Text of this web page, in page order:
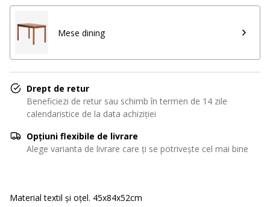
Mese dining
Drept de retur
Beneficiezi de retur sau schimb în termen de 14 zile
calendaristice de la data achiziției
Opțiuni flexibile de livrare
Alege varianta de livrare care ți se potrivește cel mai bine
Material textil și oțel. 45x84x52cm